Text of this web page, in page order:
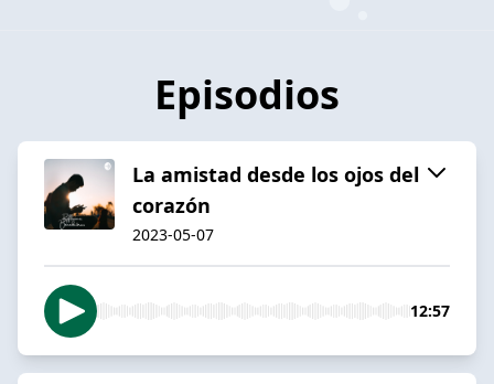
Episodios
La amistad desde los ojos del
corazón
2023-05-07
12:57